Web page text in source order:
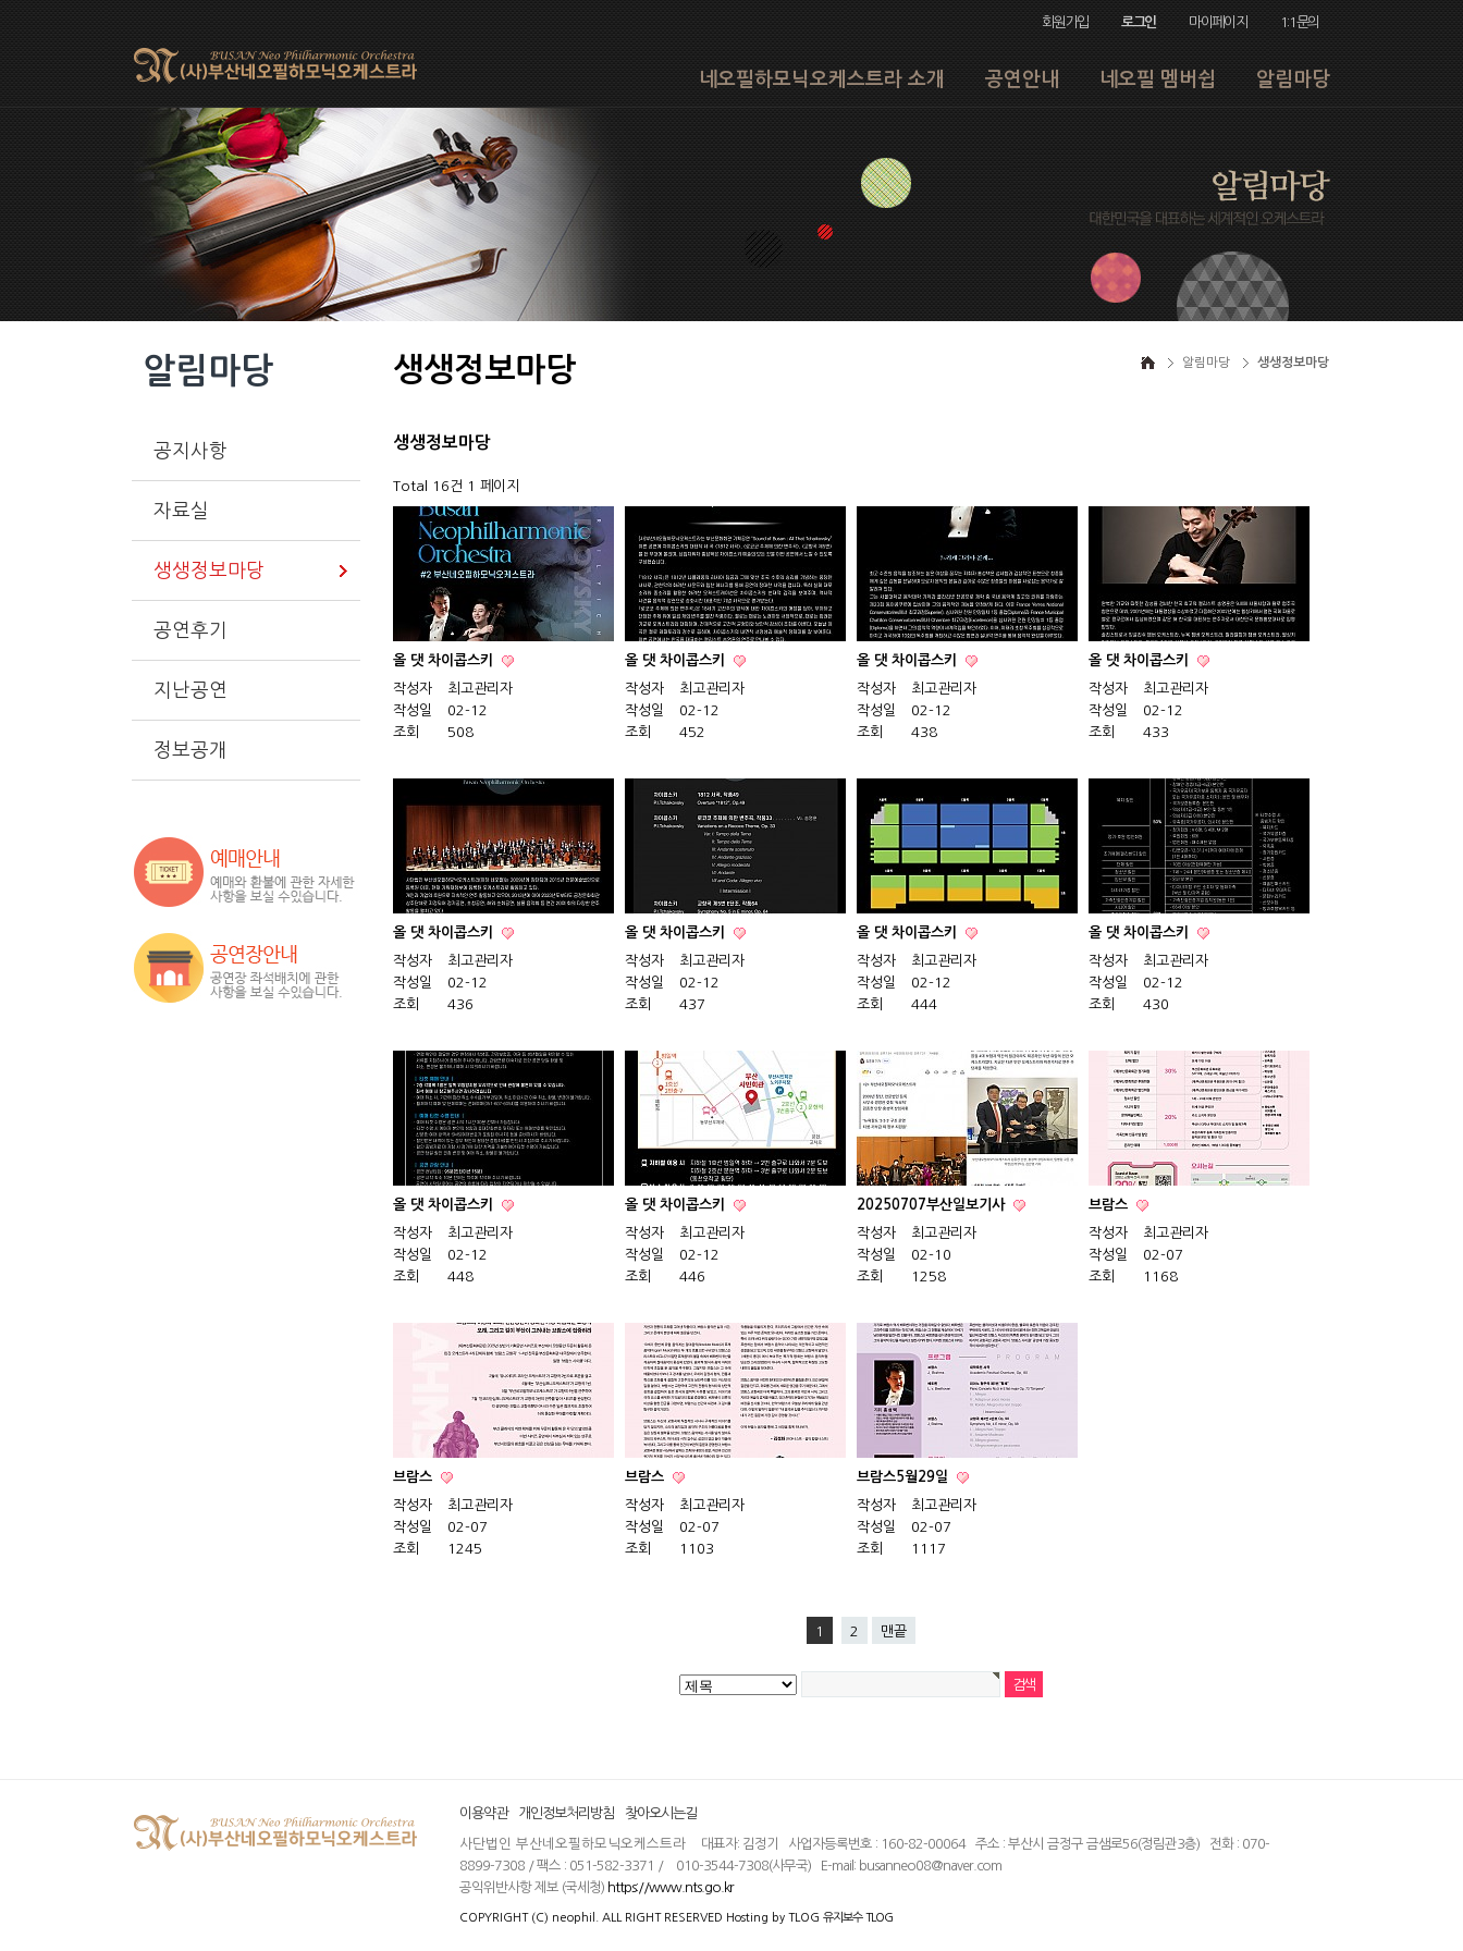
회원가입 로그인 마이페이지 1:1문의
네오필하모닉오케스트라 소개 공연안내 네오필 멤버쉽 알림마당
알림마당
공지사항
자료실
생생정보마당
공연후기
지난공연
정보공개
생생정보마당 알림마당 생생정보마당
생생정보마당
Total 16건 1 페이지
올 댓 차이콥스키
작성자
최고관리자
작성일
02-12
조회
508
올 댓 차이콥스키
작성자
최고관리자
작성일
02-12
조회
452
올 댓 차이콥스키
작성자
최고관리자
작성일
02-12
조회
438
올 댓 차이콥스키
작성자
최고관리자
작성일
02-12
조회
433
올 댓 차이콥스키
작성자
최고관리자
작성일
02-12
조회
436
올 댓 차이콥스키
작성자
최고관리자
작성일
02-12
조회
437
올 댓 차이콥스키
작성자
최고관리자
작성일
02-12
조회
444
올 댓 차이콥스키
작성자
최고관리자
작성일
02-12
조회
430
올 댓 차이콥스키
작성자
최고관리자
작성일
02-12
조회
448
올 댓 차이콥스키
작성자
최고관리자
작성일
02-12
조회
446
20250707부산일보기사
작성자
최고관리자
작성일
02-10
조회
1258
브람스
작성자
최고관리자
작성일
02-07
조회
1168
브람스
작성자
최고관리자
작성일
02-07
조회
1245
브람스
작성자
최고관리자
작성일
02-07
조회
1103
브람스5월29일
작성자
최고관리자
작성일
02-07
조회
1117
1 2 맨끝
이용약관 개인정보처리방침 찾아오시는길
사단법인 부산네오필하모닉오케스트라
대표자: 김정기 사업자등록번호 : 160-82-00064 주소 : 부산시 금정구 금샘로56(정림관3층) 전화 : 070-
8899-7308 / 팩스 : 051-582-3371 / 010-3544-7308(사무국) E-mail: busanneo08@naver.com
공익위반사항 제보 (국세청) https://www.nts.go.kr
COPYRIGHT (C) neophil. ALL RIGHT RESERVED Hosting by TLOG 유지보수 TLOG